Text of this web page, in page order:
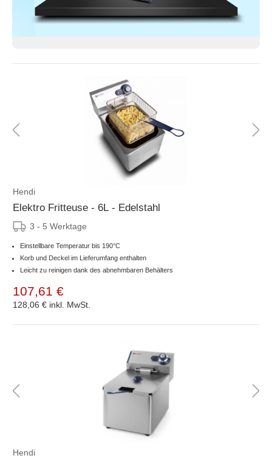
Hendi
Elektro Fritteuse - 6L - Edelstahl
3 - 5 Werktage
Einstellbare Temperatur bis 190°C
Korb und Deckel im Lieferumfang enthalten
Leicht zu reinigen dank des abnehmbaren Behälters
107,61 €
128,06 € inkl. MwSt.
Hendi